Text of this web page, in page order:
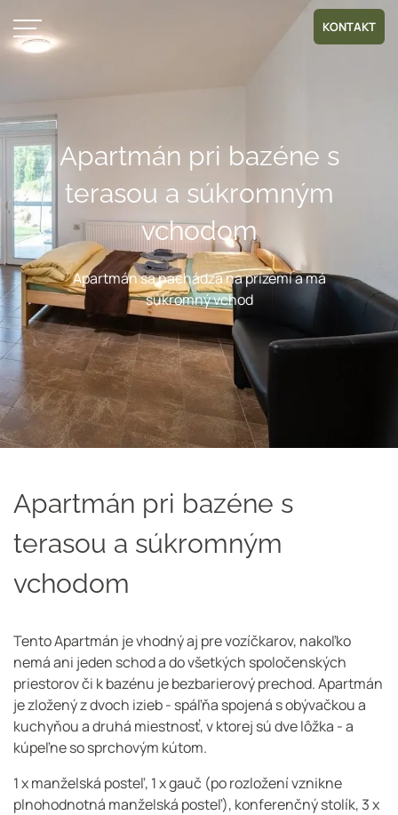
KONTAKT
Apartmán pri bazéne s
terasou a súkromným
vchodom
Apartmán sa nachádza na prízemí a má
súkromný vchod
Apartmán pri bazéne s
terasou a súkromným
vchodom
Tento Apartmán je vhodný aj pre vozíčkarov, nakoľko
nemá ani jeden schod a do všetkých spoločenských
priestorov či k bazénu je bezbarierový prechod. Apartmán
je zložený z dvoch izieb - spáľňa spojená s obývačkou a
kuchyňou a druhá miestnosť, v ktorej sú dve lôžka - a
kúpeľne so sprchovým kútom.
1 x manželská posteľ, 1 x gauč (po rozložení vznikne
plnohodnotná manželská posteľ), konferenčný stolík, 3 x